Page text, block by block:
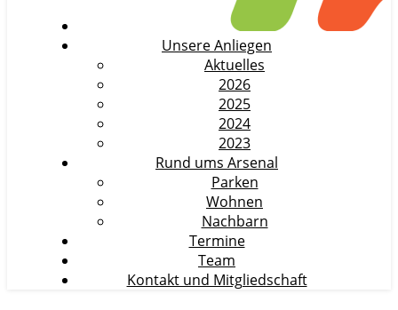
Unsere Anliegen
Aktuelles
2026
2025
2024
2023
Rund ums Arsenal
Parken
Wohnen
Nachbarn
Termine
Team
Kontakt und Mitgliedschaft